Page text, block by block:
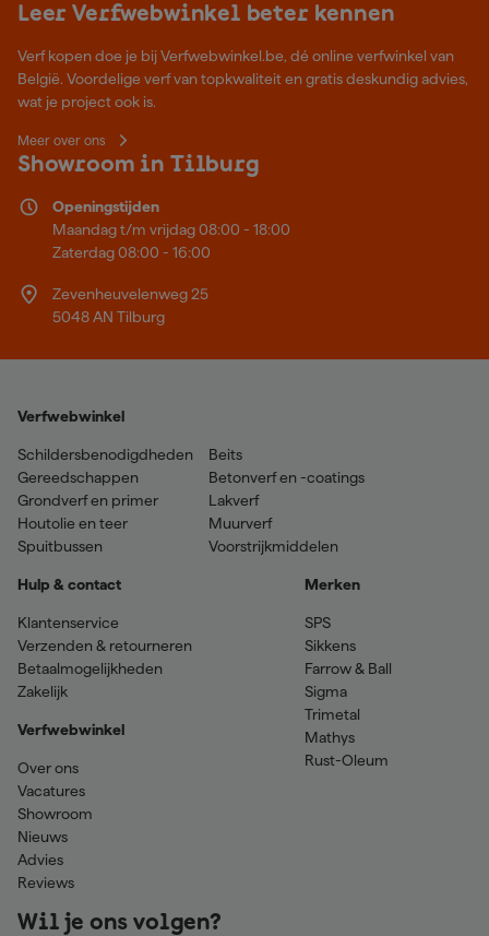
Leer Verfwebwinkel beter kennen
Verf kopen doe je bij Verfwebwinkel.be, dé online verfwinkel van
België. Voordelige verf van topkwaliteit en gratis deskundig advies,
wat je project ook is.
Meer over ons
Showroom in Tilburg
Openingstijden
Maandag t/m vrijdag 08:00 - 18:00
Zaterdag 08:00 - 16:00
Zevenheuvelenweg 25
5048 AN Tilburg
Verfwebwinkel
Schildersbenodigdheden
Gereedschappen
Grondverf en primer
Houtolie en teer
Spuitbussen
Beits
Betonverf en -coatings
Lakverf
Muurverf
Voorstrijkmiddelen
Hulp & contact
Klantenservice
Verzenden & retourneren
Betaalmogelijkheden
Zakelijk
Verfwebwinkel
Over ons
Vacatures
Showroom
Nieuws
Advies
Reviews
Merken
SPS
Sikkens
Farrow & Ball
Sigma
Trimetal
Mathys
Rust-Oleum
Wil je ons volgen?